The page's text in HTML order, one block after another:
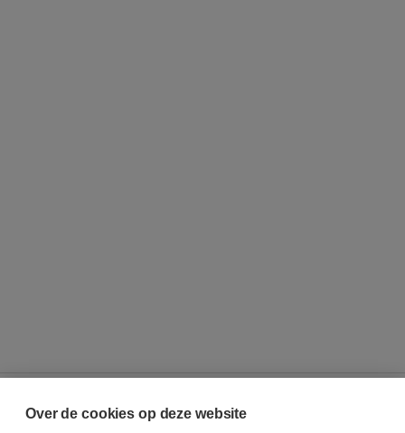
Over de cookies op deze website